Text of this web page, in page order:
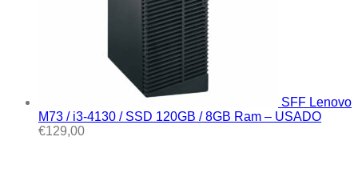
SFF Lenovo
M73 / i3-4130 / SSD 120GB / 8GB Ram – USADO
€129,00